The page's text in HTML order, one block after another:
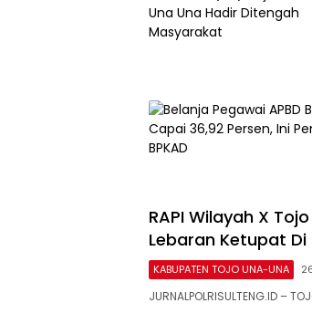
RAPI Wilayah X
Lebaran Ketupat
KABUPATEN TOJO UNA-UNA
JURNALPOLRISULTENG.ID –